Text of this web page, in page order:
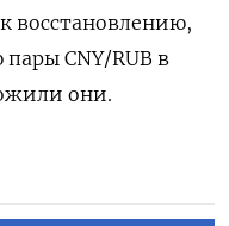
восстановлению,
CNY/RUB в
они.